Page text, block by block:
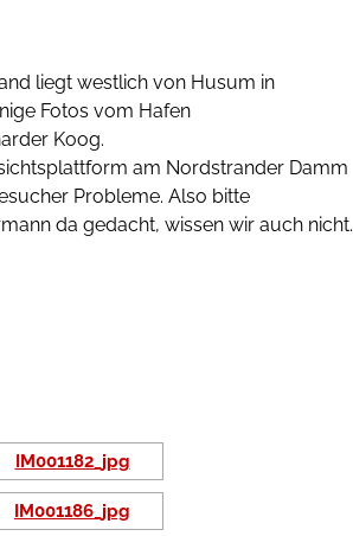
liegt westlich von Husum in
Fotos vom Hafen
Koog.
am Nordstrander Damm
Probleme. Also bitte
da gedacht, wissen wir auch nicht.